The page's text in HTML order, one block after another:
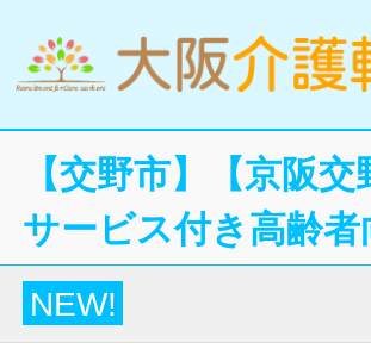
【交野市】【京阪
サービス付き高齢
NEW!